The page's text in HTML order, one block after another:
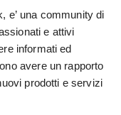
e’ una community di
e attivi
informati ed
avere un rapporto
prodotti e servizi